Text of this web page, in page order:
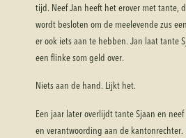
tijd. Neef Jan heeft het erover met tante,
wordt besloten om de meelevende zus
er ook iets aan te hebben. Jan laat tante
een flinke som geld over.
Niets aan de hand. Lijkt het.
Een jaar later overlijdt tante Sjaan en
en verantwoording aan de